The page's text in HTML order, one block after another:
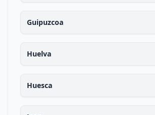
Guipuzcoa
Huelva
Huesca